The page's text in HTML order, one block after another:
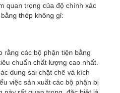
quan trọng của độ chính xác
thép không gỉ:
rằng các bộ phận tiện bằng
chuẩn chất lượng cao nhất.
dung sai chặt chẽ và kích
việc sản xuất các bộ phận bị